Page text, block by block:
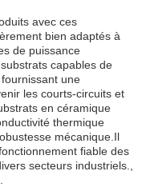
avec ces
bien adaptés à
de puissance
capables de
une
les courts-circuits et
en céramique
thermique
mécanique.Il
fiable des
secteurs industriels.,